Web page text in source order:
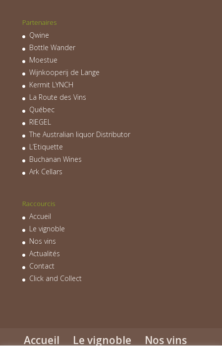
Partenaires
Qwine
Bottle Wander
Moestue
Wijnkooperij de Lange
Kermit LYNCH
La Route des Vins
Québec
RIEGEL
The Australian liquor Distributor
L’Etiquette
Buchanan Wines
Ark Cellars
Raccourcis
Accueil
Le vignoble
Nos vins
Actualités
Contact
Click and Collect
Accueil Le vignoble Nos vins